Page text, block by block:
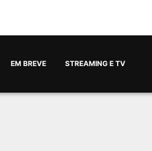
EM BREVE STREAMING E TV